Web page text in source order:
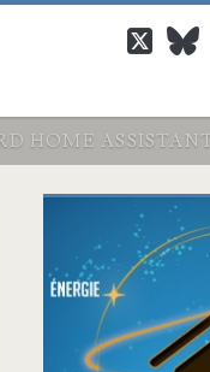
twitter
HOME
Barre
latérale